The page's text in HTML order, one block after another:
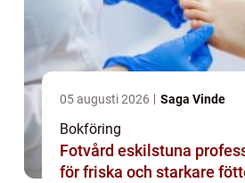
05 augusti 2026 Saga Vinde
Bokföring
Fotvård eskilstuna professionell hjälp
för friska och starkare